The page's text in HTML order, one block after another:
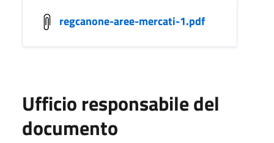
regcanone-aree-mercati-1.pdf
Ufficio responsabile del
documento